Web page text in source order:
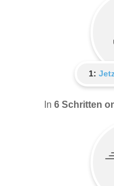
1:
In 6 Schritten